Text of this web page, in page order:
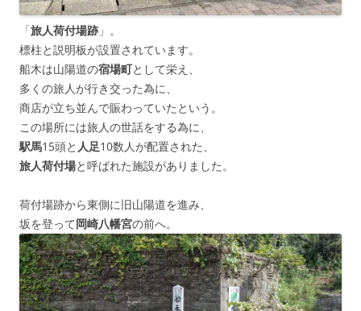
「旅人荷付場跡 」。
標柱と説明板が設置されています。
船木は山陽道の宿場町として栄え、
多くの旅人が行き交った為に、
商店が立ち並んで賑わっていたという。
この場所には旅人の世話をする為に、
駅馬15頭と 人足10数人が配置された、
旅人荷付場と呼ばれた施設がありました。
荷付場跡から東側に旧山陽道を進み、
坂を登って岡崎八幡宮の前へ。